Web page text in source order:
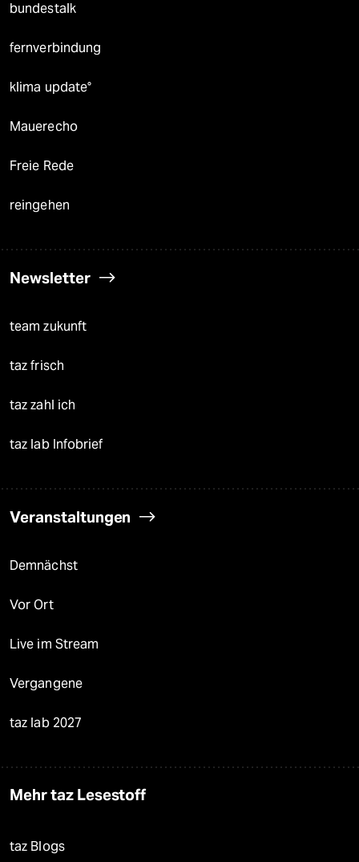
bundestalk
fernverbindung
klima update°
Mauerecho
Freie Rede
reingehen
Newsletter
team zukunft
taz frisch
taz zahl ich
taz lab Infobrief
Veranstaltungen
Demnächst
Vor Ort
Live im Stream
Vergangene
taz lab 2027
Mehr taz Lesestoff
taz Blogs